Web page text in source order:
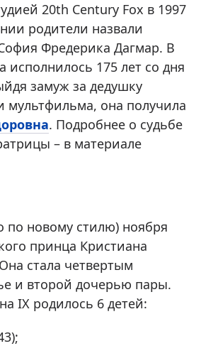
20th Century Fox в 1997
родители назвали
Фредерика Дагмар. В
исполнилось 175 лет со дня
замуж за дедушку
мультфильма, она получила
. Подробнее о судьбе
– в материале
по новому стилю) ноября
принца Кристиана
стала четвертым
и второй дочерью пары.
IX родилось 6 детей: